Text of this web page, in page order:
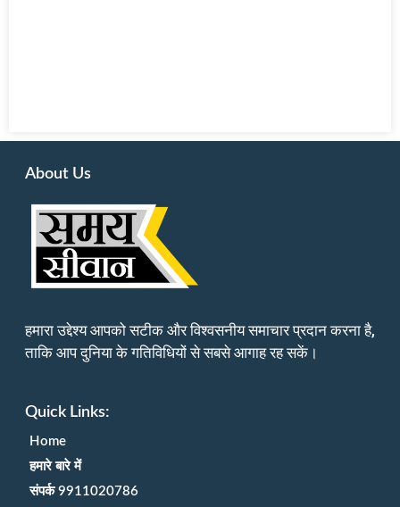
About Us
हमारा उद्देश्य आपको सटीक और विश्वसनीय समाचार प्रदान करना है,
ताकि आप दुनिया के गतिविधियों से सबसे आगाह रह सकें।
Quick Links:
Home
हमारे बारे में
संपर्क 9911020786